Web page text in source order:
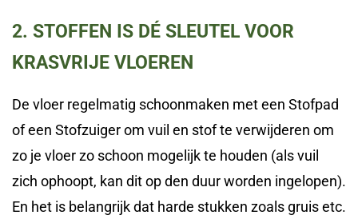
2. STOFFEN IS DÉ SLEUTEL VOOR
KRASVRIJE VLOEREN
De vloer regelmatig schoonmaken met een Stofpad
of een Stofzuiger om vuil en stof te verwijderen om
zo je vloer zo schoon mogelijk te houden (als vuil
zich ophoopt, kan dit op den duur worden ingelopen).
En het is belangrijk dat harde stukken zoals gruis etc.